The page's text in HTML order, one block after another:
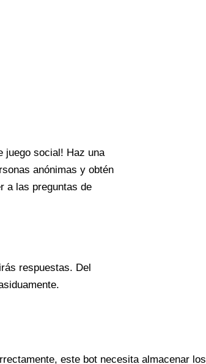
juego social! Haz una
anónimas y obtén
a las preguntas de
respuestas. Del
este bot necesita almacenar los